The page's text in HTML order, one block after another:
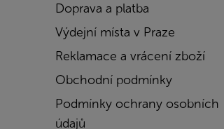
Doprava a platba
Výdejní místa v Praze
Reklamace a vrácení zboží
Obchodní podmínky
Podmínky ochrany osobních
údajů